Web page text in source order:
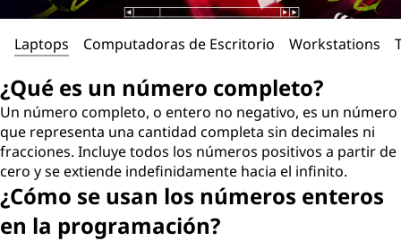
Laptops Computadoras de Escritorio Workstations
¿Qué es un número completo?
Un número completo, o entero no negativo, es un número
que representa una cantidad completa sin decimales ni
fracciones. Incluye todos los números positivos a partir de
cero y se extiende indefinidamente hacia el infinito.
¿Cómo se usan los números enteros
en la programación?